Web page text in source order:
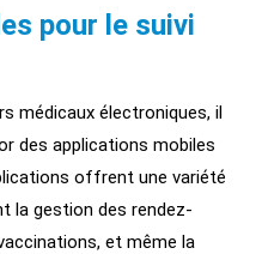
pour le suivi
médicaux électroniques, il
des applications mobiles
offrent une variété
la gestion des rendez-
et même la